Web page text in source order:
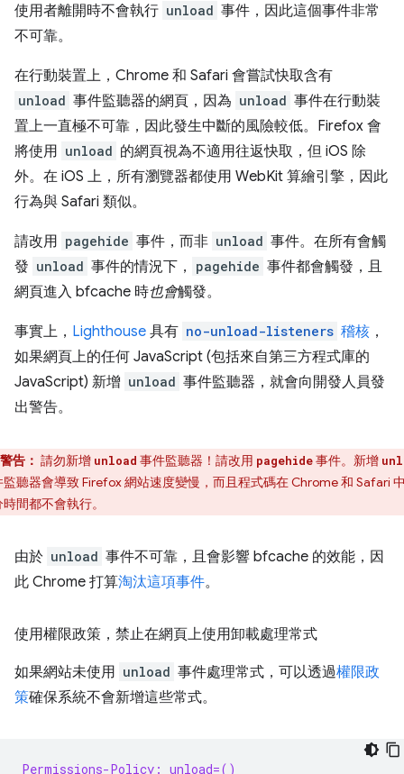
使用者離開時不會執行 unload 事件，因此這個事件非常
不可靠。
在行動裝置上，Chrome 和 Safari 會嘗試快取含有
unload 事件監聽器的網頁，因為 unload 事件在行動裝
置上一直極不可靠，因此發生中斷的風險較低。Firefox 會
將使用 unload 的網頁視為不適用往返快取，但 iOS 除
外。在 iOS 上，所有瀏覽器都使用 WebKit 算繪引擎，因此
行為與 Safari 類似。
請改用 pagehide 事件，而非 unload 事件。在所有會觸
發 unload 事件的情況下， pagehide 事件都會觸發，且
網頁進入 bfcache 時也會觸發。
事實上， Lighthouse 具有 no-unload-listeners 稽核 ，
如果網頁上的任何 JavaScript (包括來自第三方程式庫的
JavaScript) 新增 unload 事件監聽器，就會向開發人員發
出警告。
警告： 請勿新增 unload 事件監聽器！請改用 pagehide事件。新增
監聽器會導致 Firefox 網站速度變慢，而且程式碼在 Chrome 和 Safari
間都不會執行。
由於 unload 事件不可靠，且會影響 bfcache 的效能，因
此 Chrome 打算淘汰這項事件。
使用權限政策，禁止在網頁上使用卸載處理常式
如果網站未使用 unload 事件處理常式，可以透過權限政
策確保系統不會新增這些常式。
Permissions-Policy: unload=()